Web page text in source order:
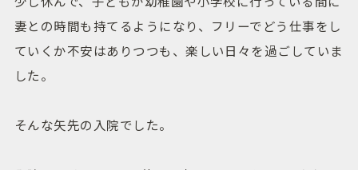
妻との時間も持てるようになり、フリーでどう仕事をし
ていくか不安はありつつも、楽しい日々を過ごしていま
した。
そんな矢先の入院でした。